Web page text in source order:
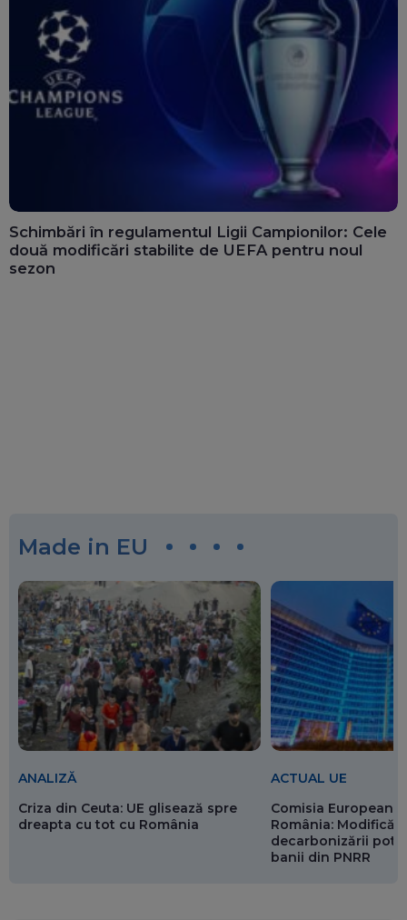
Schimbări în regulamentul Ligii Campionilor: Cele
două modificări stabilite de UEFA pentru noul
sezon
Made in EU
ANALIZĂ
Criza din Ceuta: UE glisează spre
dreapta cu tot cu România
ACTUAL UE
Comisia Europeană
România:
decarbonizării pot
banii din PNRR